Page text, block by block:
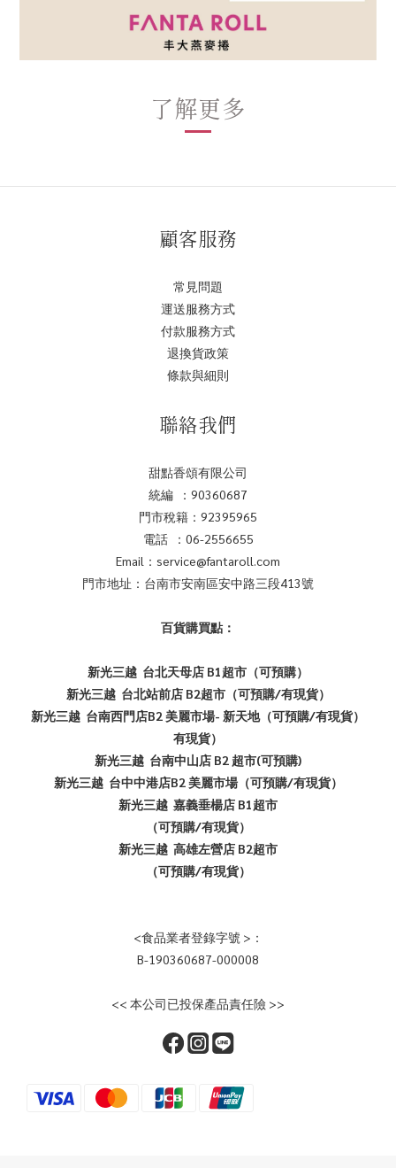
了解更多
顧客服務
常見問題
運送服務方式
付款服務方式
退換貨政策
條款與細則
聯絡我們
甜點香頌有限公司
統編 ：90360687
門市稅籍：92395965
電話 ：06-2556655
Email：service@fantaroll.com
門市地址：台南市安南區安中路三段413號
百貨購買點：
新光三越 台北天母店 B1超市（可預購）
新光三越 台北站前店 B2超市（可預購/有現貨）
新光三越 台南西門店B2 美麗市場- 新天地（可預購/有現貨）
有現貨）
新光三越 台南中山店 B2 超市(可預購)
新光三越 台中中港店B2 美麗市場（可預購/有現貨）
新光三越 嘉義垂楊店 B1超市
（可預購/有現貨）
新光三越 高雄左營店 B2超市
（可預購/有現貨）
<食品業者登錄字號 >：
B-190360687-000008
<< 本公司已投保產品責任險 >>